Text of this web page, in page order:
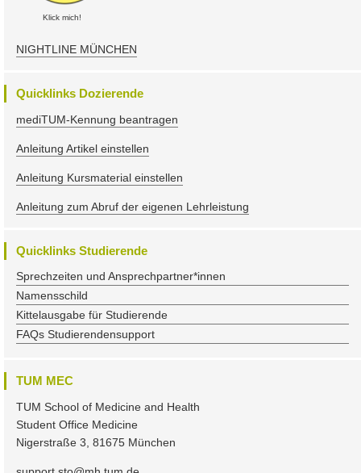
Klick mich!
NIGHTLINE MÜNCHEN
Quicklinks Dozierende
mediTUM-Kennung beantragen
Anleitung Artikel einstellen
Anleitung Kursmaterial einstellen
Anleitung zum Abruf der eigenen Lehrleistung
Quicklinks Studierende
Sprechzeiten und Ansprechpartner*innen
Namensschild
Kittelausgabe für Studierende
FAQs Studierendensupport
TUM MEC
TUM School of Medicine and Health
Student Office Medicine
Nigerstraße 3, 81675 München